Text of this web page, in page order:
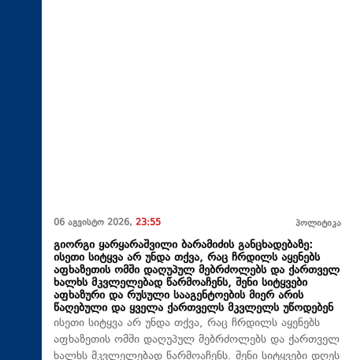
06 აგვისტო 2026, 23:55 პოლიტიკა
გიორგი ყარყარაშვილი ბარამიძის განცხადებაზე:
ისეთი სიტყვა არ უნდა თქვა, რაც ჩრდილს აყენებს
აფხაზეთის ომში დაღუპულ მებრძოლებს და ქართველ
ხალხს მკვლელებად წარმოაჩენს, შენი სიტყვები
აფხაზური და რუსული სააგენტოების მიერ არის
წაღებული და ყველა ქართველს მკვლელს უწოდებენ
ისეთი სიტყვა არ უნდა თქვა, რაც ჩრდილს აყენებს
აფხაზეთის ომში დაღუპულ მებრძოლებს და ქართველ
ხალხს მკვლელებად წარმოაჩენს. შენი სიტყვები დღეს